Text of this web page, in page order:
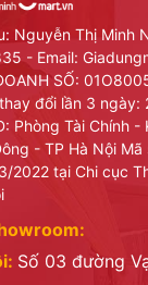
Nguyễn Thị Minh
- Email:
SỐ:
đổi lần 3 ngày:
Phòng Tài Chính
- TP Hà Nội
2022 tại Chi cục
Số 03 đường